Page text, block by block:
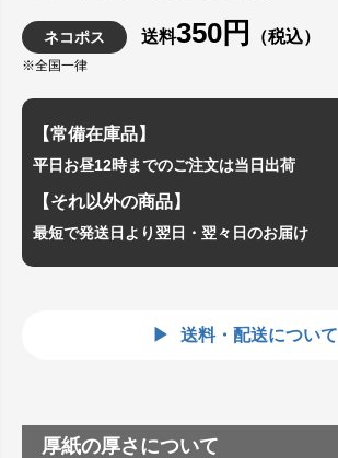
ネコポス 送料350円 （税込）
※全国一律
【常備在庫品】
平日お昼12時までのご注文は当日出荷
【それ以外の商品】
最短で発送日より翌日・翌々日のお届け
送料・配送について
厚紙の厚さについて